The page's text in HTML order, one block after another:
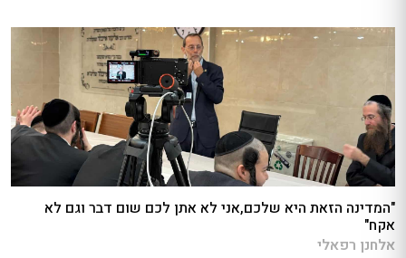
"המדינה הזאת היא שלכם,אני לא אתן לכם שום דבר וגם לא
אקח"
אלחנן רפאלי